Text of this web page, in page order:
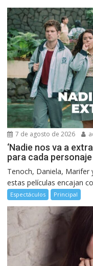
7 de agosto de 2026
‘Nadie nos va a
para cada personaje
Tenoch, Daniela, Marifer
estas películas encajan
Espectáculos Principal